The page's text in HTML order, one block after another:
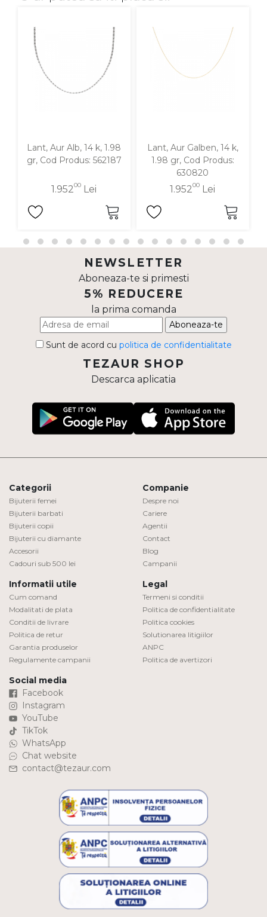
Cu pietre
Diamante
Lant, Aur Alb, 14 k, 1.98
gr, Cod Produs: 562187
1.95200 Lei
Lant, Aur Galben, 14 k,
1.98 gr, Cod Produs:
630820
1.95200 Lei
NEWSLETTER
Aboneaza-te si primesti
5% REDUCERE
la prima comanda
Aboneaza-te
Sunt de acord cu politica de confidentialitate
TEZAUR SHOP
Descarca aplicatia
Categorii
Bijuterii femei
Bijuterii barbati
Bijuterii copii
Bijuterii cu diamante
Accesorii
Cadouri sub 500 lei
Companie
Despre noi
Cariere
Agentii
Contact
Blog
Campanii
Informatii utile
Cum comand
Modalitati de plata
Conditii de livrare
Politica de retur
Garantia produselor
Regulamente campanii
Legal
Termeni si conditii
Politica de confidentialitate
Politica cookies
Solutionarea litigiilor
ANPC
Politica de avertizori
Social media
Facebook
Instagram
YouTube
TikTok
WhatsApp
Chat website
contact@tezaur.com